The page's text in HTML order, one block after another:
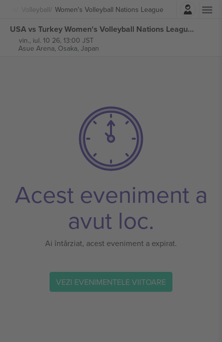
Volleyball Women's Volleyball Nations League
Autentificare
USA vs Turkey Women's Volleyball Nations League bilete
vin., iul. 10 26, 13:00 JST
Asue Arena, Osaka, Japan
Acest eveniment a
avut loc.
Ai întârziat, acest eveniment a expirat.
VEZI EVENIMENTELE VIITOARE